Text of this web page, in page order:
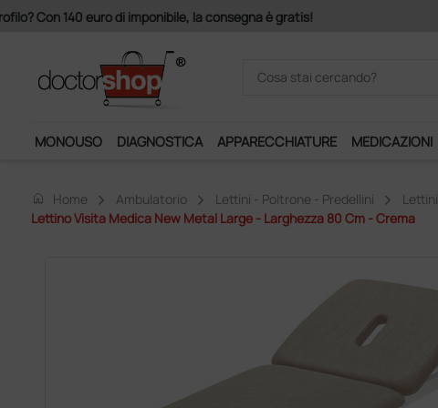
Acquistando il servizio "Ds
MONOUSO DIAGNOSTICA APPARECCHIATURE MEDICAZIONI
home Home Ambulatorio Lettini - Poltrone - Predellini
Lettino Visita Medica New Metal Large - Larghezza 80 Cm - Crema